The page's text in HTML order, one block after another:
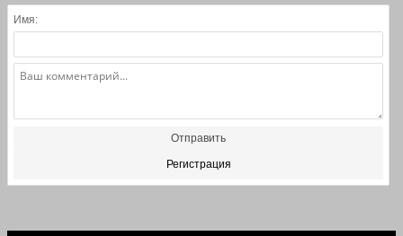
Имя:
Отправить
Регистрация